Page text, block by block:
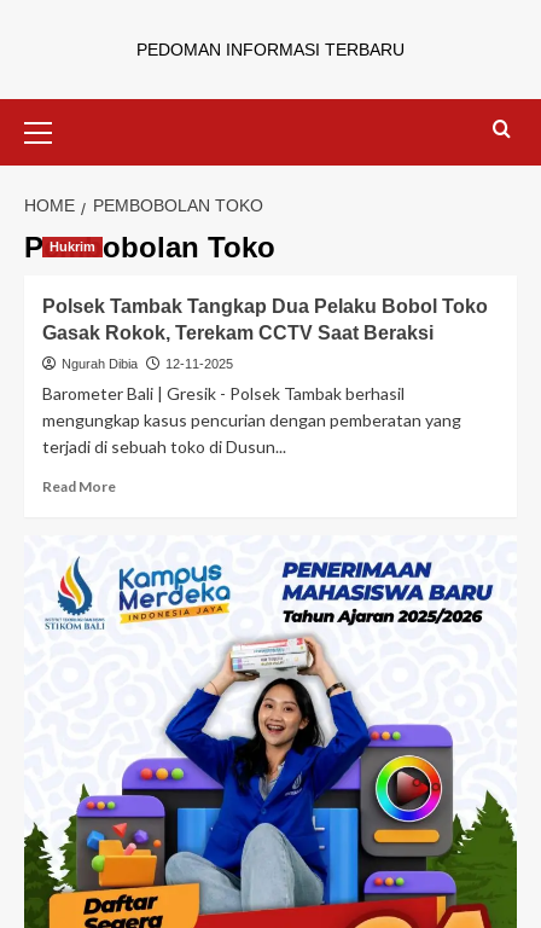
PEDOMAN INFORMASI TERBARU
HOME PEMBOBOLAN TOKO
Pembobolan Toko
Hukrim
Polsek Tambak Tangkap Dua Pelaku Bobol Toko
Gasak Rokok, Terekam CCTV Saat Beraksi
Ngurah Dibia 12-11-2025
Barometer Bali | Gresik - Polsek Tambak berhasil
mengungkap kasus pencurian dengan pemberatan yang
terjadi di sebuah toko di Dusun...
Read More